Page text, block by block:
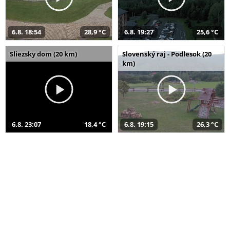
6.8. 18:54 28,9 °C 6.8. 19:27 25,6 °C
Sliezsky dom (20 km)
6.8. 23:07 18,4 °C
Slovenský raj - Podlesok (20
km)
6.8. 19:15 26,3 °C